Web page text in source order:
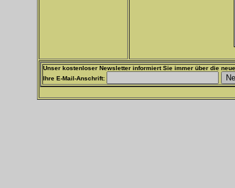
Unser kostenloser Newsletter informiert Sie immer über die
Ihre E-Mail-Anschrift: